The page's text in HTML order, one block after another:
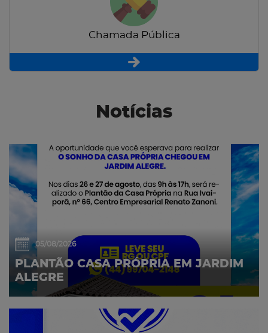
Chamada Pública
Notícias
05/08/2026
PLANTÃO CASA PRÓPRIA EM JARDIM
ALEGRE